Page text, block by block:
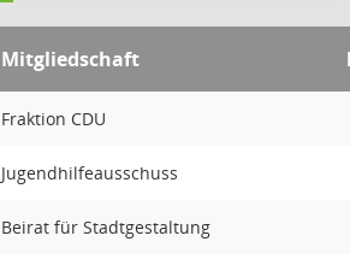
Mitgliedschaft
Fraktion CDU
Jugendhilfeausschuss
Beirat für Stadtgestaltung